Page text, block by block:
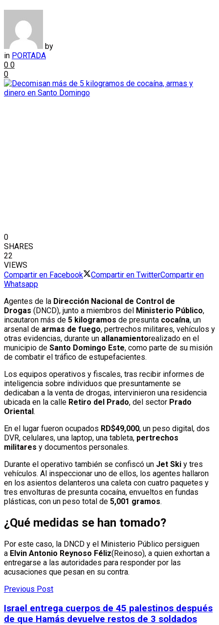
by
in PORTADA
0 0
0
0
SHARES
22
VIEWS
Compartir en Facebook
Compartir en TwitterCompartir en
Whatsapp
Agentes de la Dirección Nacional de Control de
Drogas (DNCD), junto a miembros del Ministerio Público,
incautaron más de 5 kilogramos de presunta cocaína, un
arsenal de armas de fuego, pertrechos militares, vehículos y
otras evidencias, durante un allanamientorealizado en el
municipio de Santo Domingo Este, como parte de su misión
de combatir el tráfico de estupefacientes.
Los equipos operativos y fiscales, tras recibir informes de
inteligencia sobre individuos que presuntamente se
dedicaban a la venta de drogas, intervinieron una residencia
ubicada en la calle Retiro del Prado, del sector Prado
Oriental .
En el lugar fueron ocupados RD$49,000, un peso digital, dos
DVR, celulares, una laptop, una tableta, pertrechos
militares y documentos personales.
Durante el operativo también se confiscó un Jet Ski y tres
vehículos. Al inspeccionar uno de ellos, los agentes hallaron
en los asientos delanteros una caleta con cuatro paquetes y
tres envolturas de presunta cocaína, envueltos en fundas
plásticas, con un peso total de 5,001 gramos.
¿Qué medidas se han tomado?
Por este caso, la DNCD y el Ministerio Público persiguen
a Elvin Antonio Reynoso Féliz(Reinoso), a quien exhortan a
entregarse a las autoridades para responder por las
acusaciones que pesan en su contra.
Previous Post
Israel entrega cuerpos de 45 palestinos después
de que Hamás devuelve restos de 3 soldados